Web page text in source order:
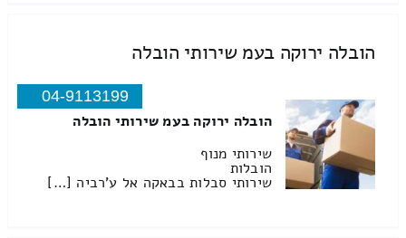
הובלה ירוקה בעמ שירותי הובלה
04-9113199
הובלה ירוקה בעמ שירותי הובלה
שירותי מנוף
הובלות
שירותי סבלות בבאקה אל ע'רביה […]